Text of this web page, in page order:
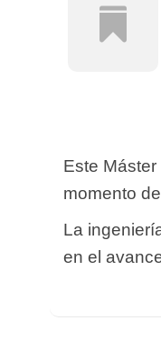
Este
momento
La
en el